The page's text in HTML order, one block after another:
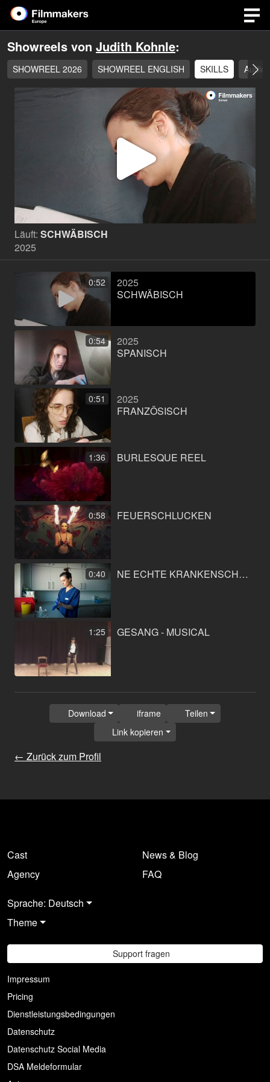
Showreels von Judith Kohnle:
SHOWREEL 2026 SHOWREEL ENGLISH SKILLS
Video
Läuft: SCHWÄBISCH
2025
0:52
2025
SCHWÄBISCH
0:54
2025
SPANISCH
0:51
2025
FRANZÖSISCH
1:36 BURLESQUE REEL
0:58 FEUERSCHLUCKEN
0:40 NE ECHTE KRANKENSCHWESTER
1:25 GESANG - MUSICAL
← Zurück zum Profil
Download iframe
Teilen
Link kopieren
Cast
Agency
News & Blog
FAQ
Sprache: Deutsch
Theme
Support fragen
Impressum
Pricing
Dienstleistungsbedingungen
Datenschutz
Datenschutz Social Media
DSA Meldeformular